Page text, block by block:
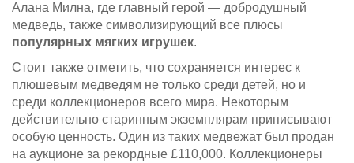
Алана Милна, где главный герой — добродушный
медведь, также символизирующий все плюсы
популярных мягких игрушек.
Стоит также отметить, что сохраняется интерес к
плюшевым медведям не только среди детей, но и
среди коллекционеров всего мира. Некоторым
действительно старинным экземплярам приписывают
особую ценность. Один из таких медвежат был продан
на аукционе за рекордные £110,000. Коллекционеры